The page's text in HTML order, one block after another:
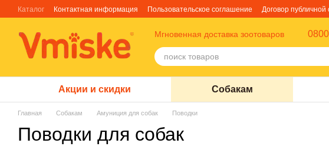
Перейти к основному контенту
Каталог Контактная информация Пользовательское соглашение Договор
Мгновенная доставка зоотоваров
Акции и скидки Собакам
Главная Собакам Амуниция для собак Поводки
Поводки для собак